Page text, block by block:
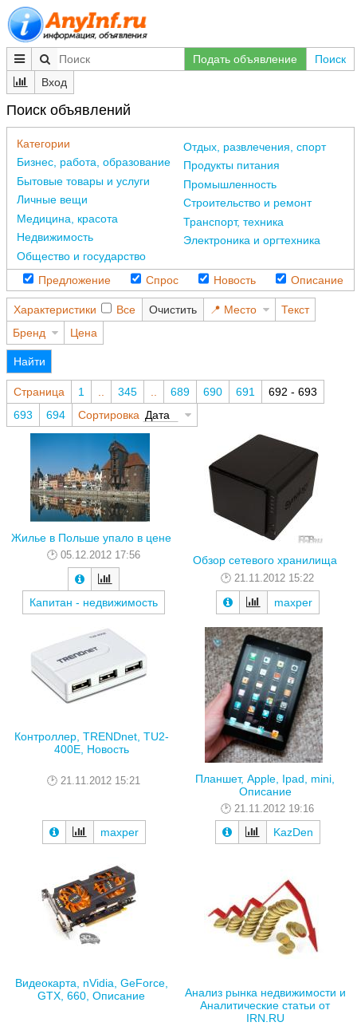
Подать объявление
Поиск
Вход
Поиск объявлений
Категории
Бизнес, работа, образование
Бытовые товары и услуги
Личные вещи
Медицина, красота
Недвижимость
Общество и государство
Отдых, развлечения, спорт
Продукты питания
Промышленность
Строительство и ремонт
Транспорт, техника
Электроника и оргтехника
Предложение Спрос Новость Описание
Характеристики Все Очистить Место
Текст
Бренд
Цена
Найти
Страница 1 345 689 690 691
692 - 693
693
694 Сортировка Дата
Жилье в Польше упало в цене
05.12.2012 17:56
Капитан - недвижимость
Обзор сетевого хранилища
21.11.2012 15:22
maxper
Контроллер, TRENDnet, TU2-
400E, Новость
21.11.2012 15:21
maxper
Планшет, Apple, Ipad, mini,
Описание
21.11.2012 19:16
KazDen
Видеокарта, nVidia, GeForce,
GTX, 660, Описание
Анализ рынка недвижимости и
Аналитические статьи от
IRN.RU